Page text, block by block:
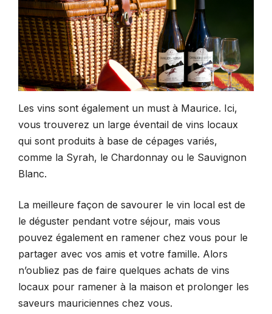
Les vins sont également un must à Maurice. Ici,
vous trouverez un large éventail de vins locaux
qui sont produits à base de cépages variés,
comme la Syrah, le Chardonnay ou le Sauvignon
Blanc.
La meilleure façon de savourer le vin local est de
le déguster pendant votre séjour, mais vous
pouvez également en ramener chez vous pour le
partager avec vos amis et votre famille. Alors
n’oubliez pas de faire quelques achats de vins
locaux pour ramener à la maison et prolonger les
saveurs mauriciennes chez vous.